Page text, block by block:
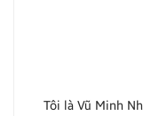
Tôi là Vũ Minh